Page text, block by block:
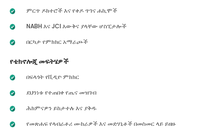
ምርጥ ዶክተሮች እና የቀዶ ጥገና ሐኪሞች
NABH እና JCI እውቅና ያላቸው ሆስፒታሎች
በርካታ የምክክር አማራጮች
የቴክኖሎጂ መፍትሄዎች
በፍላጎት የቪዲዮ ምክክር
ደህንነቱ የተጠበቀ የጤና መዝገብ
ሕክምናዎን ይከታተሉ እና ያቅዱ
የመጽሐፍ የላብራቶሪ ሙከራዎች እና መድሃኒቶች በመስመር ላይ ይዘዙ